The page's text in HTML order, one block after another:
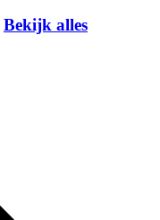
Bekijk alles